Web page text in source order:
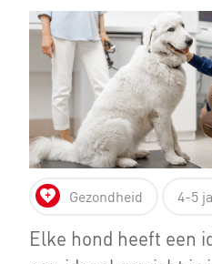
Gezondheid 4-5
Elke hond heeft een